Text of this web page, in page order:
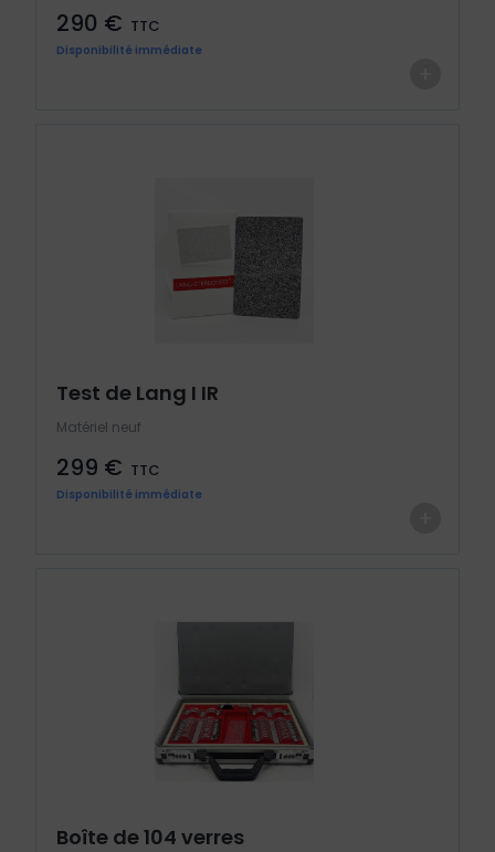
290 € TTC
Disponibilité immédiate
Test de Lang I IR
Matériel neuf
299 € TTC
Disponibilité immédiate
Boîte de 104 verres